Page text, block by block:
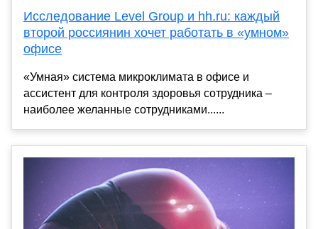
Исследование Level Group и hh.ru: каждый
второй россиянин хочет работать в «умном»
офисе
«Умная» система микроклимата в офисе и
ассистент для контроля здоровья сотрудника –
наиболее желанные сотрудниками......